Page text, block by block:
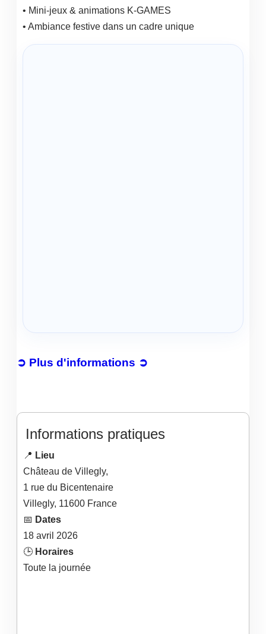
• Mini-jeux & animations K-GAMES
• Ambiance festive dans un cadre unique
➲ Plus d'informations ➲
Informations pratiques
📍 Lieu
Château de Villegly,
1 rue du Bicentenaire
Villegly, 11600 France
📅 Dates
18 avril 2026
🕒 Horaires
Toute la journée